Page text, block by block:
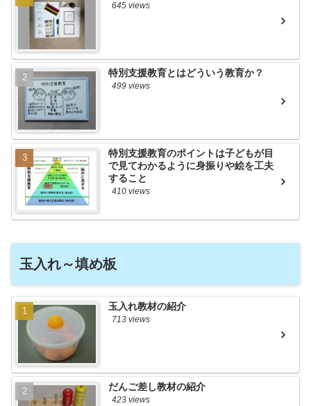
645 views
特別支援教育とはどういう教育か？
499 views
特別支援教育のポイントは子どもが目
で見てわかるように身振りや絵を工夫
すること
410 views
玉入れ～填め板
玉入れ教材の紹介
713 views
だんご差し教材の紹介
423 views